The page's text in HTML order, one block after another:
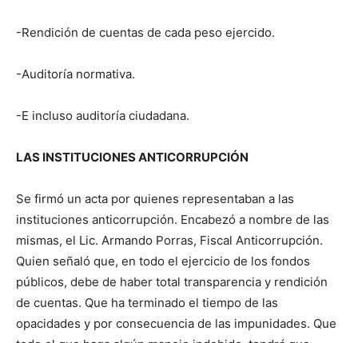
-Rendición de cuentas de cada peso ejercido.
-Auditoría normativa.
-E incluso auditoría ciudadana.
LAS INSTITUCIONES ANTICORRUPCIÓN
Se firmó un acta por quienes representaban a las
instituciones anticorrupción. Encabezó a nombre de las
mismas, el Lic. Armando Porras, Fiscal Anticorrupción.
Quien señaló que, en todo el ejercicio de los fondos
públicos, debe de haber total transparencia y rendición
de cuentas. Que ha terminado el tiempo de las
opacidades y por consecuencia de las impunidades. Que